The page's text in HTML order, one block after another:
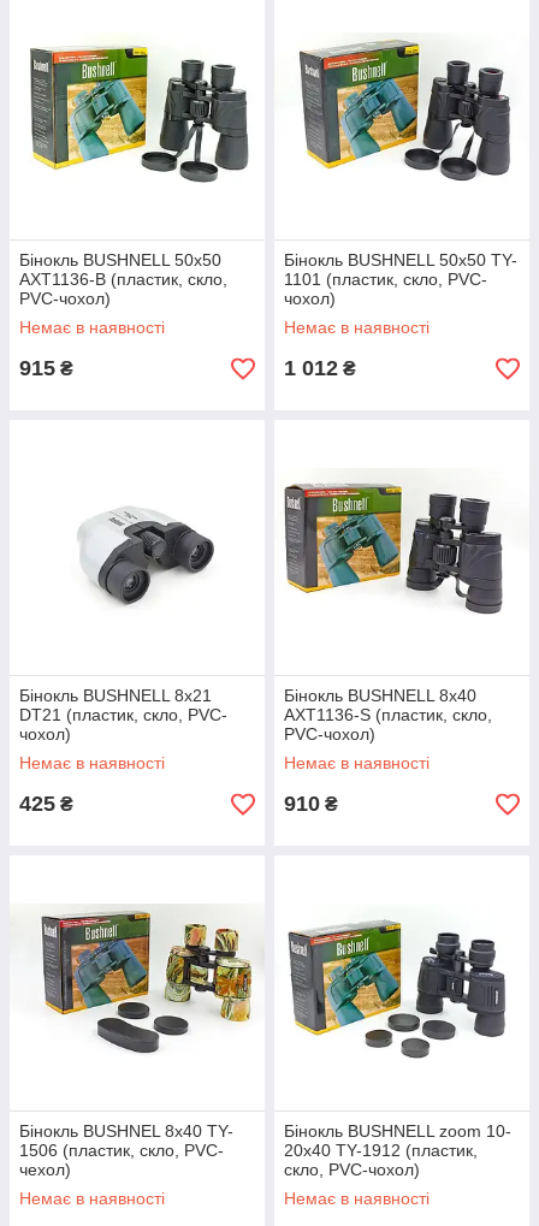
Бінокль BUSHNELL 50х50
AXT1136-B (пластик, скло,
PVC-чохол)
Немає в наявності
915 ₴
Бінокль BUSHNELL 50х50 TY-
1101 (пластик, скло, PVC-
чохол)
Немає в наявності
1 012 ₴
Бінокль BUSHNELL 8х21
DT21 (пластик, скло, PVC-
чохол)
Немає в наявності
425 ₴
Бінокль BUSHNELL 8х40
AXT1136-S (пластик, скло,
PVC-чохол)
Немає в наявності
910 ₴
Бінокль BUSHNEL 8x40 TY-
1506 (пластик, скло, PVC-
чехол)
Немає в наявності
Бінокль BUSHNELL zoom 10-
20х40 TY-1912 (пластик,
скло, PVC-чохол)
Немає в наявності